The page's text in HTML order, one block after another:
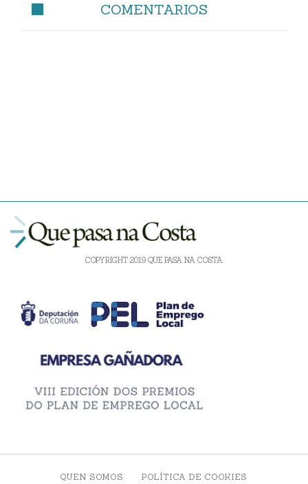
COMENTARIOS
COPYRIGHT 2019 QUE PASA NA COSTA
QUEN SOMOS POLÍTICA DE COOKIES